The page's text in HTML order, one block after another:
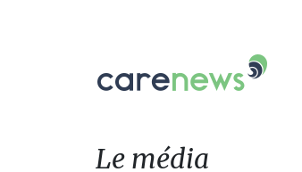
Le
acteurs
Le média